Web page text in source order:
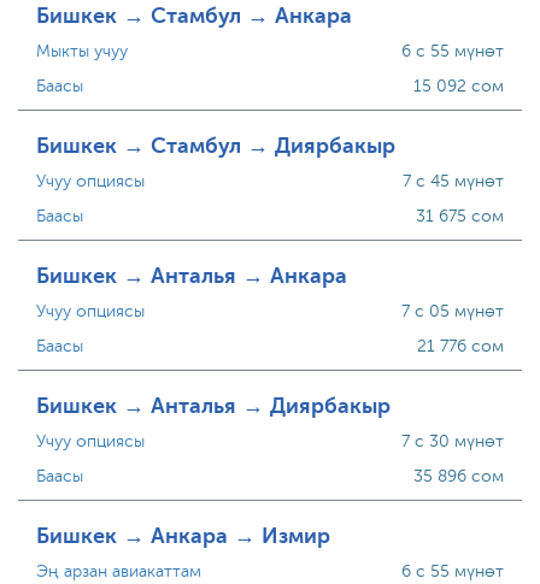
Бишкек → Стамбул → Анкара
Мыкты учуу
Баасы
6 с 55 мүнөт
15 092 сом
Бишкек → Стамбул → Диярбакыр
Учуу опциясы
Баасы
7 с 45 мүнөт
31 675 сом
Бишкек → Анталья → Анкара
Учуу опциясы
Баасы
7 с 05 мүнөт
21 776 сом
Бишкек → Анталья → Диярбакыр
Учуу опциясы
Баасы
7 с 30 мүнөт
35 896 сом
Бишкек → Анкара → Измир
Эң арзан авиакаттам
6 с 55 мүнөт